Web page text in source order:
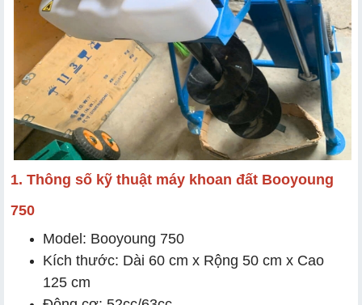
1. Thông số kỹ thuật máy khoan đất Booyoung
750
Model: Booyoung 750
Kích thước: Dài 60 cm x Rộng 50 cm x Cao
125 cm